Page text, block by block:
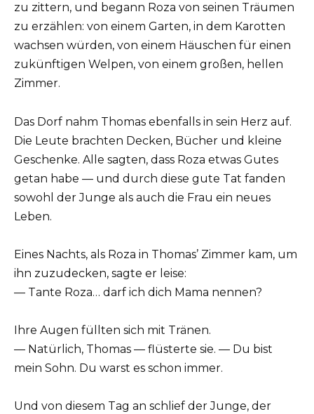
zu zittern, und begann Roza von seinen Träumen
zu erzählen: von einem Garten, in dem Karotten
wachsen würden, von einem Häuschen für einen
zukünftigen Welpen, von einem großen, hellen
Zimmer.
Das Dorf nahm Thomas ebenfalls in sein Herz auf.
Die Leute brachten Decken, Bücher und kleine
Geschenke. Alle sagten, dass Roza etwas Gutes
getan habe — und durch diese gute Tat fanden
sowohl der Junge als auch die Frau ein neues
Leben.
Eines Nachts, als Roza in Thomas’ Zimmer kam, um
ihn zuzudecken, sagte er leise:
— Tante Roza… darf ich dich Mama nennen?
Ihre Augen füllten sich mit Tränen.
— Natürlich, Thomas — flüsterte sie. — Du bist
mein Sohn. Du warst es schon immer.
Und von diesem Tag an schlief der Junge, der